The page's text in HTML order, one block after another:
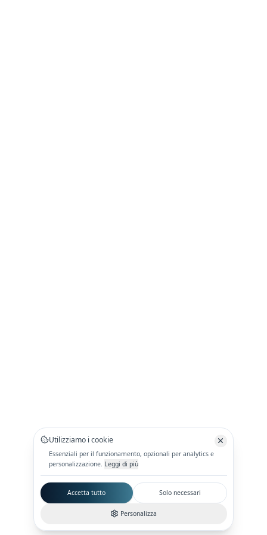
Utilizziamo i cookie
Essenziali per il funzionamento, opzionali per analytics e
personalizzazione. Leggi di più
Accetta tutto Solo necessari
Personalizza